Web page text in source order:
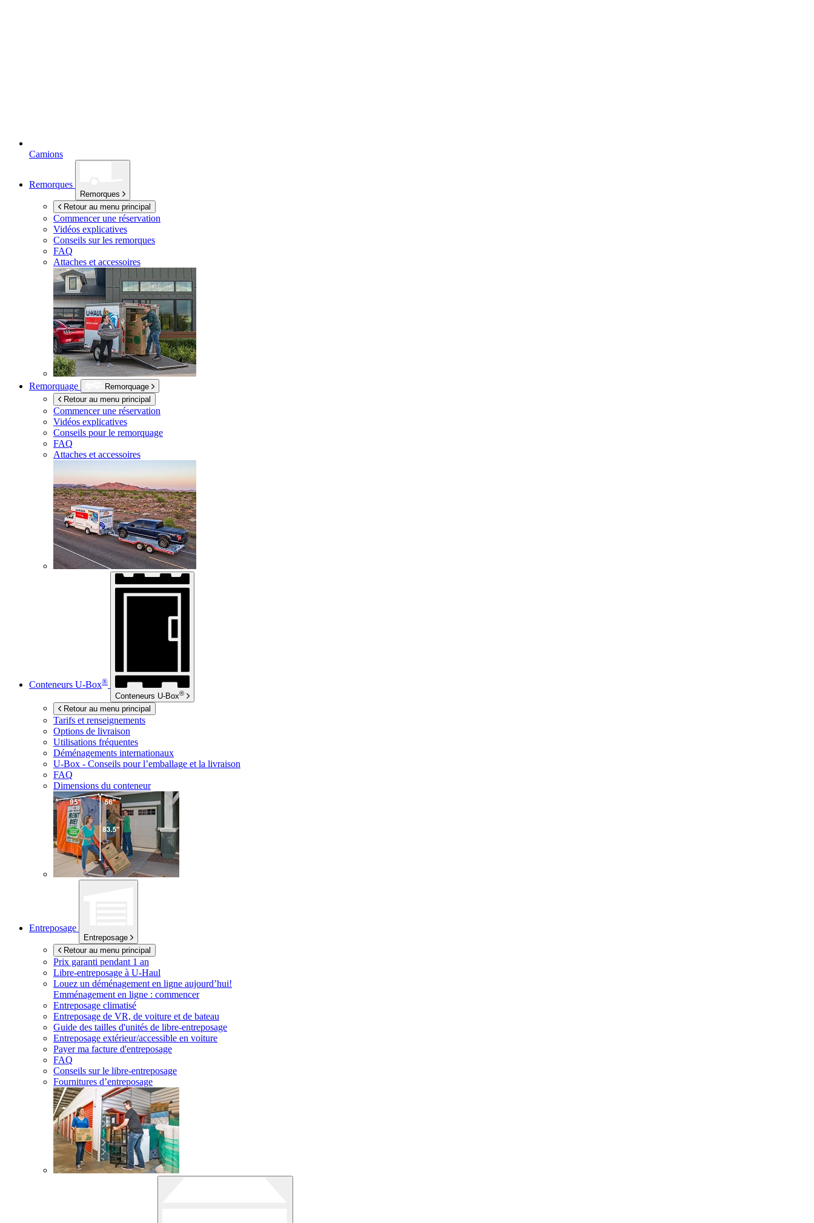
Camions
Remorques
Remorques
Retour au menu principal
Commencer une réservation
Vidéos explicatives
Conseils sur les remorques
FAQ
Attaches et accessoires
Remorquage
Remorquage
Retour au menu principal
Commencer une réservation
Vidéos explicatives
Conseils pour le remorquage
FAQ
Attaches et accessoires
Conteneurs U-Box®
Conteneurs U-Box®
Retour au menu principal
Tarifs et renseignements
Options de livraison
Utilisations fréquentes
Déménagements internationaux
U-Box - Conseils pour l’emballage et la livraison
FAQ
Dimensions du conteneur
Entreposage
Entreposage
Retour au menu principal
Prix garanti pendant 1 an
Libre-entreposage à U-Haul
Louez un déménagement en ligne aujourd’hui!
Emménagement en ligne : commencer
Entreposage climatisé
Entreposage de VR, de voiture et de bateau
Guide des tailles d'unités de libre-entreposage
Entreposage extérieur/accessible en voiture
Payer ma facture d'entreposage
FAQ
Conseils sur le libre-entreposage
Fournitures d’entreposage